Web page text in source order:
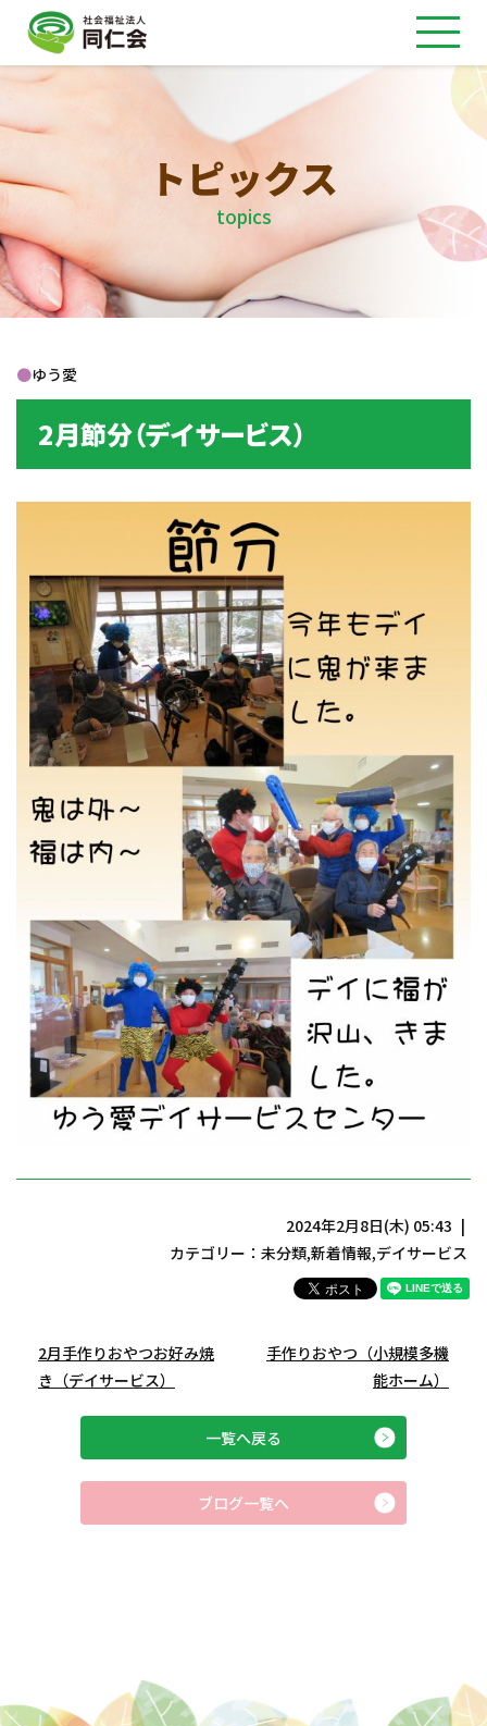
トピックス
topics
●ゆう愛
2月節分（デイサービス）
2024年2月8日(木) 05:43
カテゴリー： 未分類,新着情報,デイサービス
2月手作りおやつお好み焼
き（デイサービス）
手作りおやつ（小規模多機
能ホーム）
一覧へ戻る
ブログ一覧へ